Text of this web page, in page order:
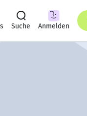
Suche Anmelden